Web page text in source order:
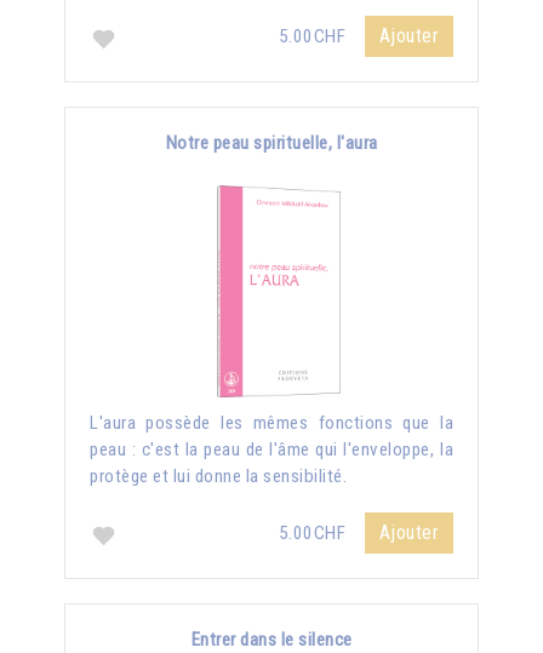
5.00CHF Ajouter
Notre peau spirituelle, l'aura
L'aura possède les mêmes fonctions que la
peau : c'est la peau de l'âme qui l'enveloppe, la
protège et lui donne la sensibilité.
5.00CHF Ajouter
Entrer dans le silence